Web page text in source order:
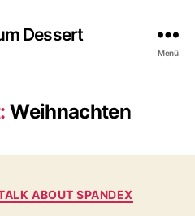
Dessert
Menü
Weihnachten
Kategorien
ABOUT SPANDEX